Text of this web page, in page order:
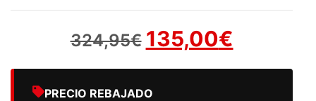
324,95€ 135,00€
PRECIO REBAJADO